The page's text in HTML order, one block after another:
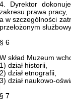
4. Dyrektor
zakresu prawa pracy,
a w szczególności
przełożonym
§ 6
W skład Muzeum
1) dział historii,
2) dział etnografii,
3) dział naukowo-
§ 7